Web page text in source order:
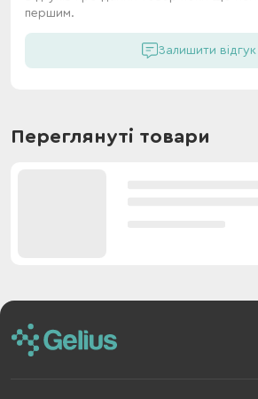
першим.
Залишити відгук
Переглянуті товари